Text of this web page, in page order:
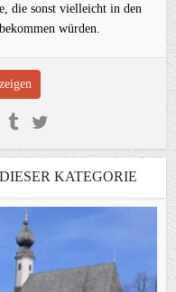
die sonst vielleicht in den
würden.
KATEGORIE